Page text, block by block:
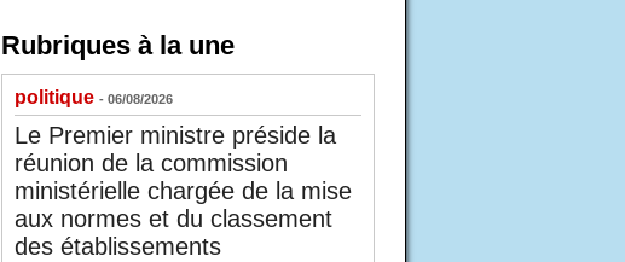
Rubriques à la une
politique - 06/08/2026
Le Premier ministre préside la
réunion de la commission
ministérielle chargée de la mise
aux normes et du classement
des établissements